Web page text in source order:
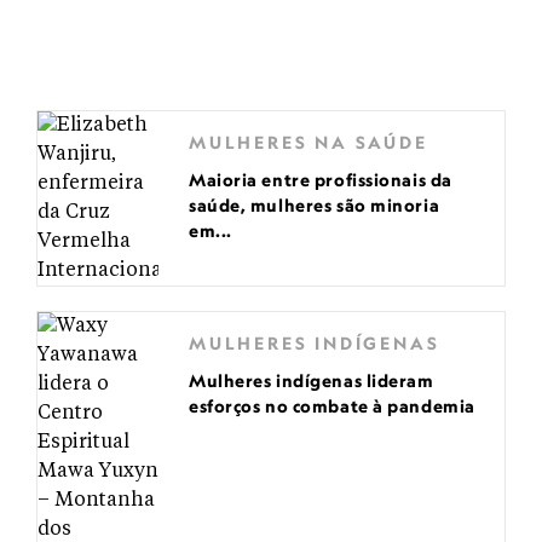
MULHERES NA SAÚDE
Maioria entre profissionais da
saúde, mulheres são minoria
em...
MULHERES INDÍGENAS
Mulheres indígenas lideram
esforços no combate à pandemia